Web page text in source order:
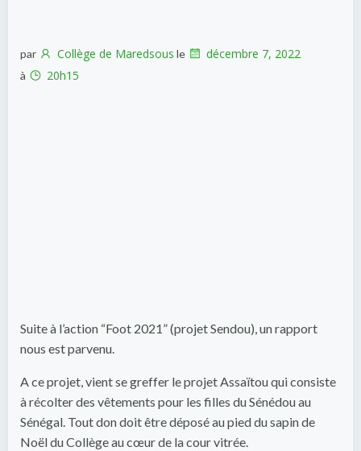
par Collège de Maredsous le décembre 7, 2022
à 20h15
Suite à l’action “Foot 2021” (projet Sendou), un rapport
nous est parvenu.
A ce projet, vient se greffer le projet Assaïtou qui consiste
à récolter des vêtements pour les filles du Sénédou au
Sénégal. Tout don doit être déposé au pied du sapin de
Noël du Collège au cœur de la cour vitrée.